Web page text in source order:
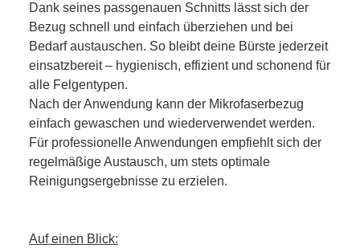
Dank seines passgenauen Schnitts lässt sich der
Bezug schnell und einfach überziehen und bei
Bedarf austauschen. So bleibt deine Bürste jederzeit
einsatzbereit – hygienisch, effizient und schonend für
alle Felgentypen.
Nach der Anwendung kann der Mikrofaserbezug
einfach gewaschen und wiederverwendet werden.
Für professionelle Anwendungen empfiehlt sich der
regelmäßige Austausch, um stets optimale
Reinigungsergebnisse zu erzielen.
Auf einen Blick: